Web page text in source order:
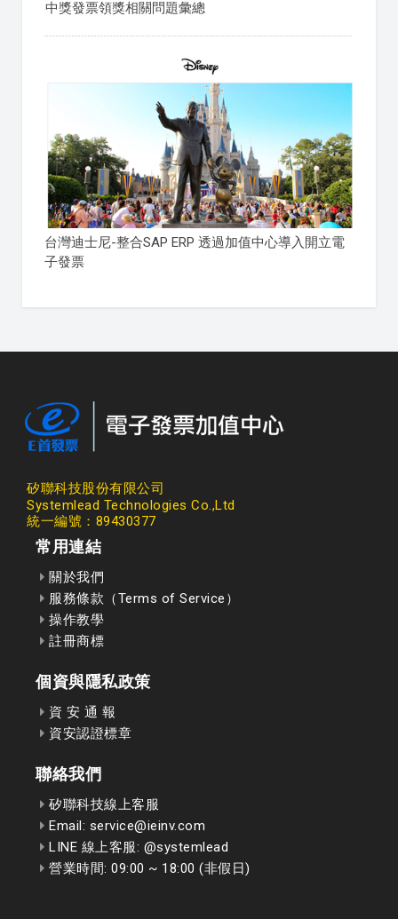
中獎發票領獎相關問題彙總
台灣迪士尼-整合SAP ERP 透過加值中心導入開立電
子發票
矽聯科技股份有限公司
Systemlead Technologies Co.,Ltd
統一編號：89430377
常用連結
關於我們
服務條款（Terms of Service）
操作教學
註冊商標
個資與隱私政策
資 安 通 報
資安認證標章
聯絡我們
矽聯科技線上客服
Email: service@ieinv.com
LINE 線上客服: @systemlead
營業時間: 09:00 ~ 18:00 (非假日)